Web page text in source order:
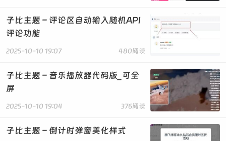
子比主题 – 评论区自动输入随机API
评论功能
480阅读
2025-10-10 19:07
子比主题 – 音乐播放器代码版_可全
屏
376阅读
2025-10-10 19:04
子比主题 – 倒计时弹窗美化样式